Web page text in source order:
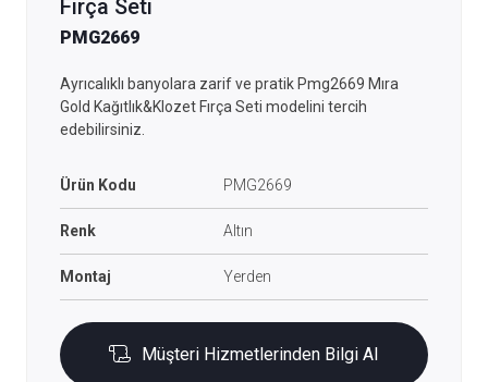
Fırça Seti
PMG2669
Ayrıcalıklı banyolara zarif ve pratik Pmg2669 Mıra
Gold Kağıtlık&Klozet Fırça Seti modelini tercih
edebilirsiniz.
Ürün Kodu PMG2669
Renk Altın
Montaj Yerden
Müşteri Hizmetlerinden Bilgi Al